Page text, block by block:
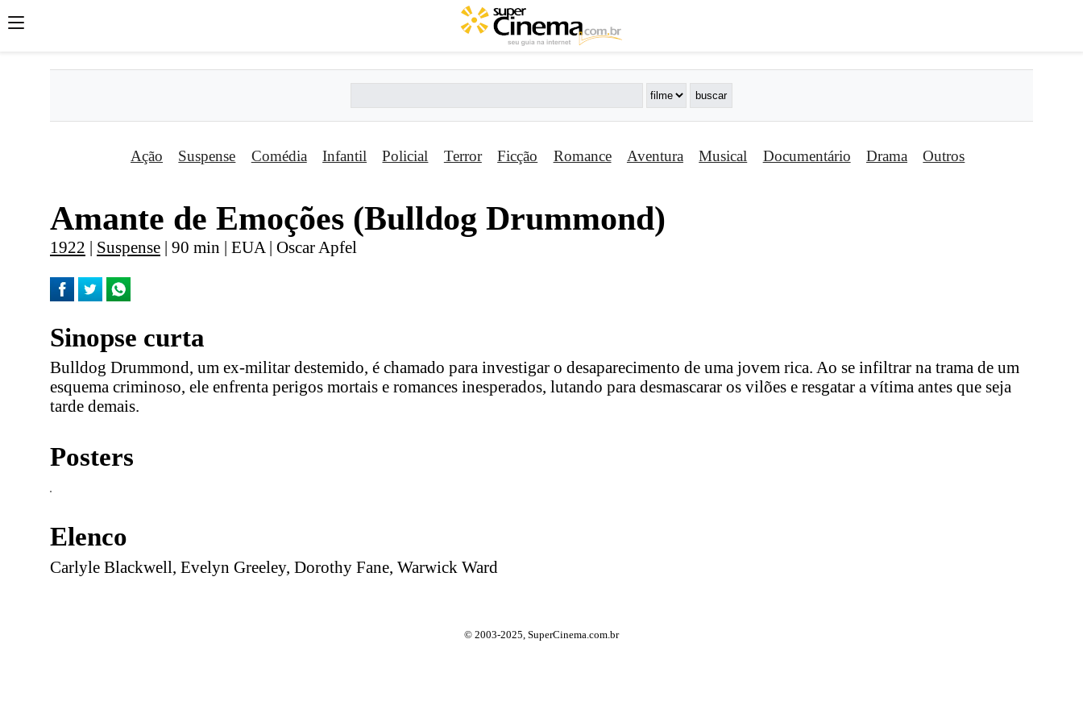
Ação Suspense Comédia Infantil Policial Terror Ficção Romance Aventura Musical Documentário Drama Outros
Amante de Emoções (Bulldog Drummond)
1922 | Suspense | 90 min | EUA | Oscar Apfel
Sinopse curta
Bulldog Drummond, um ex-militar destemido, é chamado para investigar o desaparecimento de uma jovem rica. Ao se infiltrar na trama de um
esquema criminoso, ele enfrenta perigos mortais e romances inesperados, lutando para desmascarar os vilões e resgatar a vítima antes que seja
tarde demais.
Posters
Elenco
Carlyle Blackwell, Evelyn Greeley, Dorothy Fane, Warwick Ward
© 2003-2025, SuperCinema.com.br